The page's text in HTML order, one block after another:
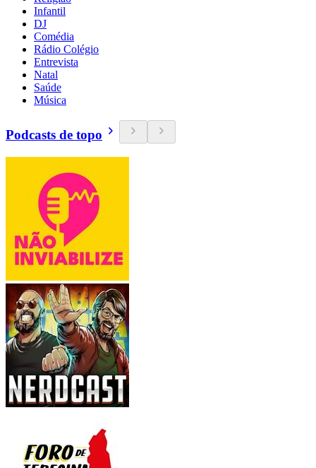
Infantil
DJ
Comédia
Rádio Colégio
Entrevista
Natal
Saúde
Música
Podcasts de topo